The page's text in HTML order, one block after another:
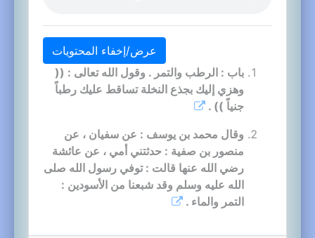
عرض/إخفاء المحتويات
باب : الرطب والتمر . وقول الله تعالى : ((
وهزي إليك بجذع النخلة تساقط عليك رطباً
جنياً )) .
وقال محمد بن يوسف : عن سفيان ، عن
منصور بن صفية : حدثتني أمي ، عن عائشة
رضي الله عنها قالت : توفي رسول الله صلى
الله عليه وسلم وقد شبعنا من الأسودين :
التمر والماء .